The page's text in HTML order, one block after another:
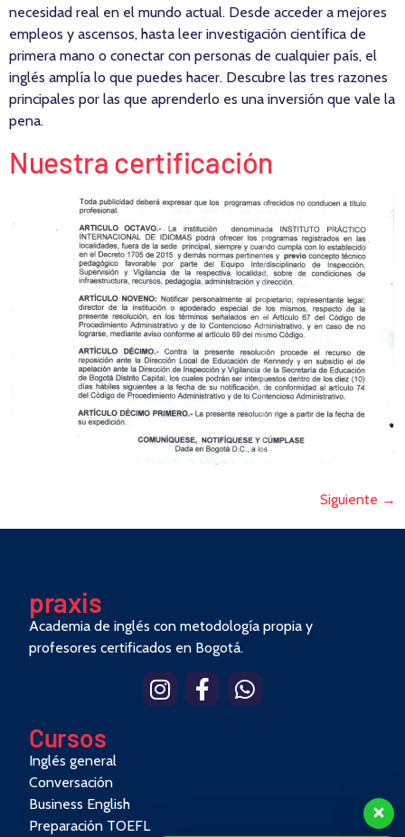
necesidad real en el mundo actual. Desde acceder a mejores
empleos y ascensos, hasta leer investigación científica de
primera mano o conectar con personas de cualquier país, el
inglés amplía lo que puedes hacer. Descubre las tres razones
principales por las que aprenderlo es una inversión que vale la
pena.
Nuestra certificación
Siguiente →
praxis
Academia de inglés con metodología propia y
profesores certificados en Bogotá.
Cursos
Inglés general
Conversación
Business English
Preparación TOEFL